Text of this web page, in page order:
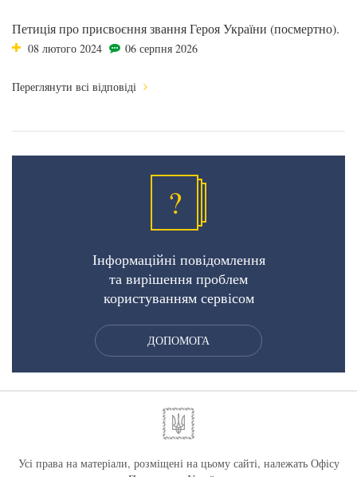
Петиція про присвоєння звання Героя України (посмертно).
08 лютого 2024 06 серпня 2026
Переглянути всі відповіді
?
Інформаційні повідомлення
та вирішення проблем
користуванням сервісом
ДОПОМОГА
Усі права на матеріали, розміщені на цьому сайті, належать Офісу